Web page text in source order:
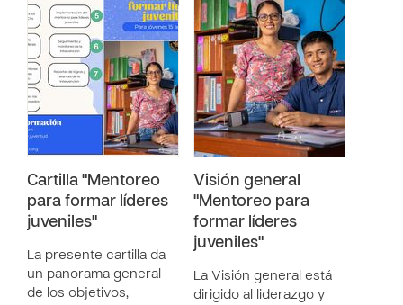
Cartilla "Mentoreo
para formar líderes
juveniles"
La presente cartilla da
un panorama general
de los objetivos,
Visión general
"Mentoreo para
formar líderes
juveniles"
La Visión general está
dirigido al liderazgo y